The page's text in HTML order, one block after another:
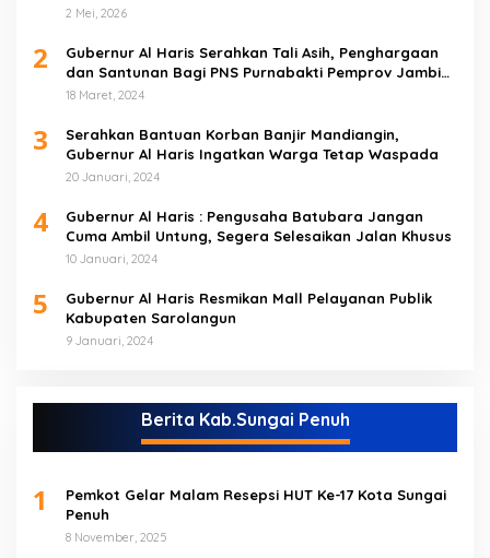
2 Mei, 2026
2
Gubernur Al Haris Serahkan Tali Asih, Penghargaan
dan Santunan Bagi PNS Purnabakti Pemprov Jambi
Yang Berada di Sarolangun
18 Maret, 2024
3
Serahkan Bantuan Korban Banjir Mandiangin,
Gubernur Al Haris Ingatkan Warga Tetap Waspada
20 Januari, 2024
4
Gubernur Al Haris : Pengusaha Batubara Jangan
Cuma Ambil Untung, Segera Selesaikan Jalan Khusus
10 Januari, 2024
5
Gubernur Al Haris Resmikan Mall Pelayanan Publik
Kabupaten Sarolangun
9 Januari, 2024
Berita Kab.Sungai Penuh
1
Pemkot Gelar Malam Resepsi HUT Ke-17 Kota Sungai
Penuh
8 November, 2025